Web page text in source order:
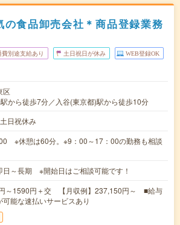
の食品卸売会社＊商品登録業務
費別途支給あり 土日祝日が休み WEB登録OK
区
から徒歩7分／入谷(東京都)駅から徒歩10分
日祝休み
※休憩は60分。※9：00～17：00の勤務も相談
日～長期 ※開始日はご相談可能です！
～1590円＋交 【月収例】237,150円～ ■給与
可能な速払いサービスあり